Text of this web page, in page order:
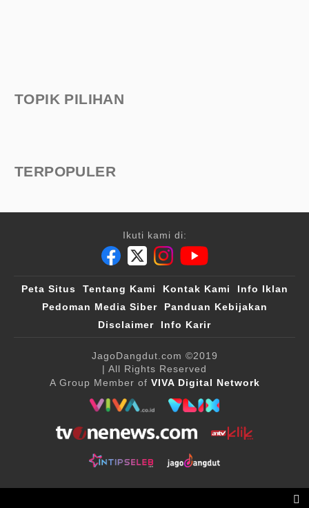
TOPIK PILIHAN
TERPOPULER
Ikuti kami di:
Peta Situs Tentang Kami Kontak Kami
Info Iklan
Pedoman Media Siber
Panduan Kebijakan
Disclaimer
Info Karir
JagoDangdut.com ©2019
| All Rights Reserved
A Group Member of VIVA Digital Network
